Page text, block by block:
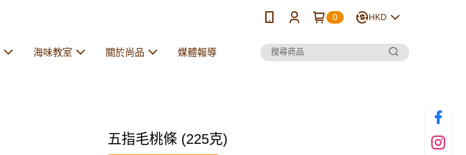
0 HKD
海味教室 關於尚品 媒體報導
五指毛桃條 (225克)